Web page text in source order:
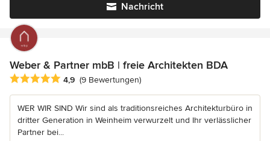
Nachricht
Weber & Partner mbB | freie Architekten BDA
Durchschnittliche Bewertung: 4.9 von 5 Sternen
4,9 (9 Bewertungen)
WER WIR SIND Wir sind als traditionsreiches Architekturbüro in
dritter Generation in Weinheim verwurzelt und Ihr verlässlicher
Partner bei...